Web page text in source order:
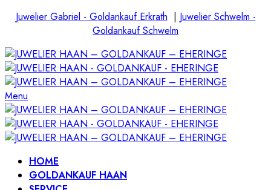
Juwelier Gabriel - Goldankauf Erkrath | Juwelier Schwelm -
Goldankauf Schwelm
Menu
HOME
GOLDANKAUF HAAN